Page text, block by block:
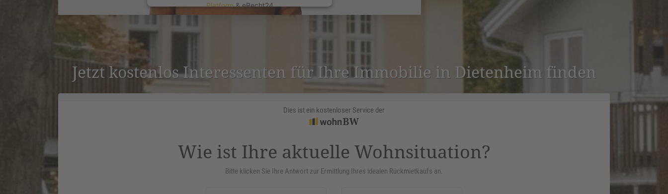
Platform&eRecht24
Jetzt kostenlos Inter­es­senten für Ihre Immobilie in Dieten­heim finden
Dies ist ein kostenloser Service der
Wie ist Ihre aktuelle Wohnsituation?
Bitte klicken Sie Ihre Antwort zur Ermittlung Ihres idealen Rückmietkaufs an.